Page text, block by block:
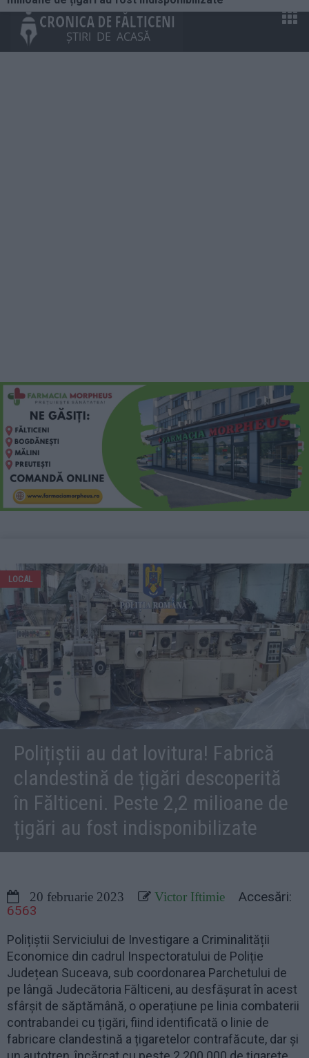
LOCAL
Polițiștii au dat lovitura! Fabrică
clandestină de țigări descoperită
în Fălticeni. Peste 2,2 milioane de
țigări au fost indisponibilizate
20 februarie 2023 Victor Iftimie
Accesări:
6563
Polițiștii Serviciului de Investigare a Criminalității
Economice din cadrul Inspectoratului de Poliție
Județean Suceava, sub coordonarea Parchetului de
pe lângă Judecătoria Fălticeni, au desfășurat în acest
sfârșit de săptămână, o operațiune pe linia combaterii
contrabandei cu țigări, fiind identificată o linie de
fabricare clandestină a țigaretelor contrafăcute, dar și